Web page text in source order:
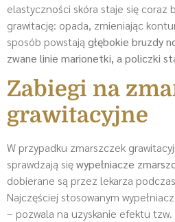
elastyczności skóra staje się coraz
grawitację: opada, zmieniając
sposób powstają głębokie bruzdy
zwane linie marionetki, a policzki
Zabiegi na
grawitacyjne
W przypadku zmarszczek
sprawdzają sięwypełniacze
dobierane są przez lekarza
Najczęściej stosowanym
– pozwala na uzyskanie efektu